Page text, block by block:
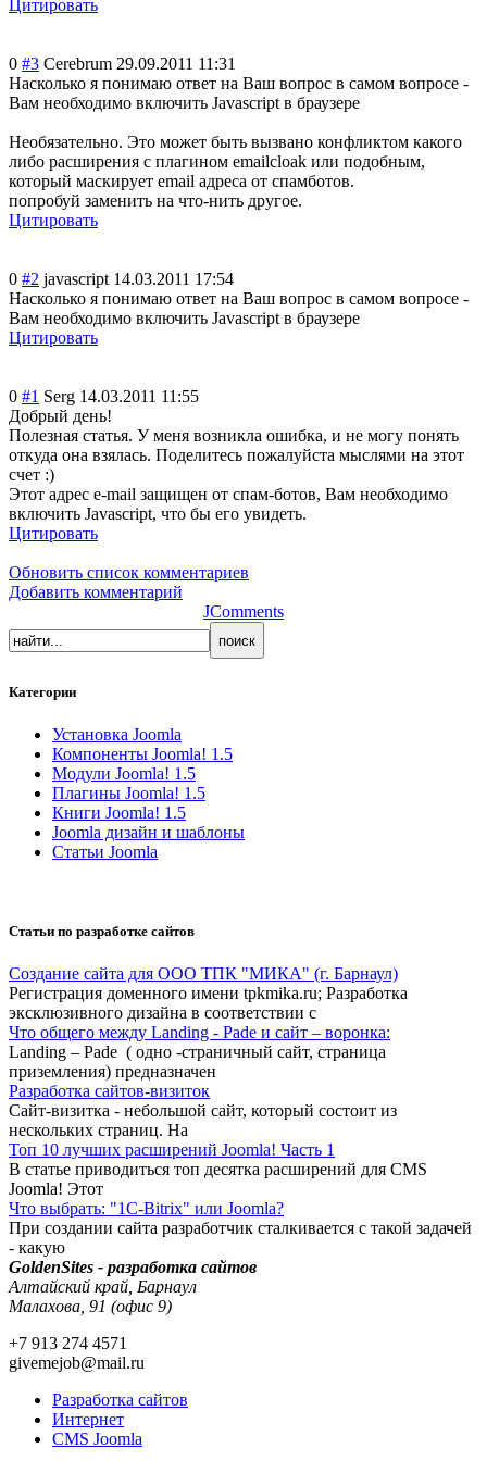
Цитировать
0 #3 Cerebrum 29.09.2011 11:31
Насколько я понимаю ответ на Ваш вопрос в самом вопросе -
Вам необходимо включить Javascript в браузере
Необязательно. Это может быть вызвано конфликтом какого
либо расширения с плагином emailcloak или подобным,
который маскирует email адреса от спамботов.
попробуй заменить на что-нить другое.
Цитировать
0 #2 javascript 14.03.2011 17:54
Насколько я понимаю ответ на Ваш вопрос в самом вопросе -
Вам необходимо включить Javascript в браузере
Цитировать
0 #1 Serg 14.03.2011 11:55
Добрый день!
Полезная статья. У меня возникла ошибка, и не могу понять
откуда она взялась. Поделитесь пожалуйста мыслями на этот
счет :)
Этот адрес e-mail защищен от спам-ботов, Вам необходимо
включить Javascript, что бы его увидеть.
Цитировать
Обновить список комментариев
Добавить комментарий
JComments
Категории
Установка Joomla
Компоненты Joomla! 1.5
Модули Joomla! 1.5
Плагины Joomla! 1.5
Книги Joomla! 1.5
Joomla дизайн и шаблоны
Статьи Joomla
Статьи по разработке сайтов
Создание сайта для ООО ТПК "МИКА" (г. Барнаул)
Регистрация доменного имени tpkmika.ru; Разработка
эксклюзивного дизайна в соответствии с
Что общего между Landing - Pade и сайт – воронка:
Landing – Pade ( одно -страничный сайт, страница
приземления) предназначен
Разработка сайтов-визиток
Сайт-визитка - небольшой сайт, который состоит из
нескольких страниц. На
Топ 10 лучших расширений Joomla! Часть 1
В статье приводиться топ десятка расширений для CMS
Joomla! Этот
Что выбрать: "1C-Bitrix" или Joomla?
При создании сайта разработчик сталкивается с такой задачей
- какую
GoldenSites - разработка сайтов
Алтайский край, Барнаул
Малахова, 91 (офис 9)
+7 913 274 4571
givemejob@mail.ru
Разработка сайтов
Интернет
CMS Joomla